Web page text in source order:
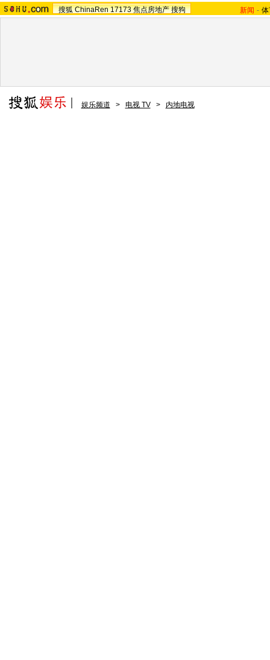
搜狐 ChinaRen 17173 焦点房地产 搜狗 新闻 -
娱乐频道 > 电视 TV > 内地电视